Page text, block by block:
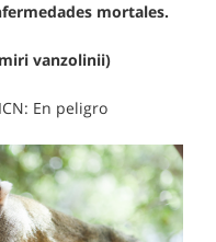
mortales.
vanzolinii)
En peligro